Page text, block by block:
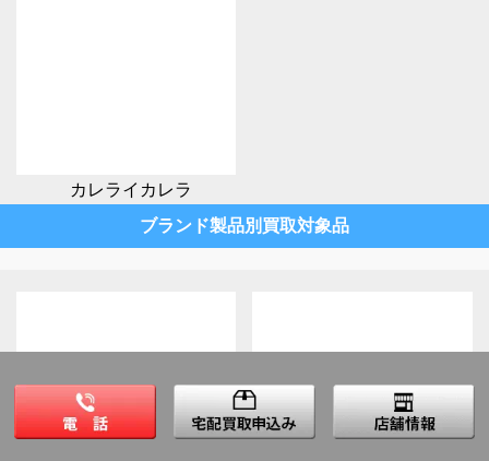
カレライカレラ
ブランド製品別買取対象品